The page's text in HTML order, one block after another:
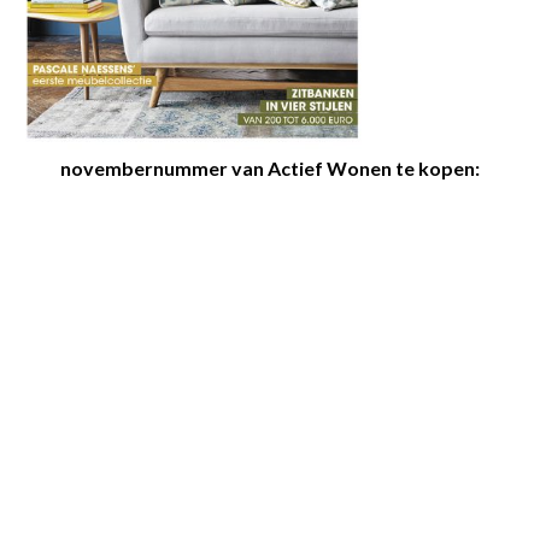
novembernummer van Actief Wonen te kopen: